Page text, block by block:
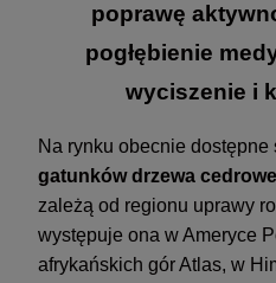
poprawę
pogłębienie
wyciszenie i
Na rynku obecnie dostępne
gatunków drzewa
zależą od regionu uprawy
występuje ona w Ameryce
afrykańskich gór Atlas, w